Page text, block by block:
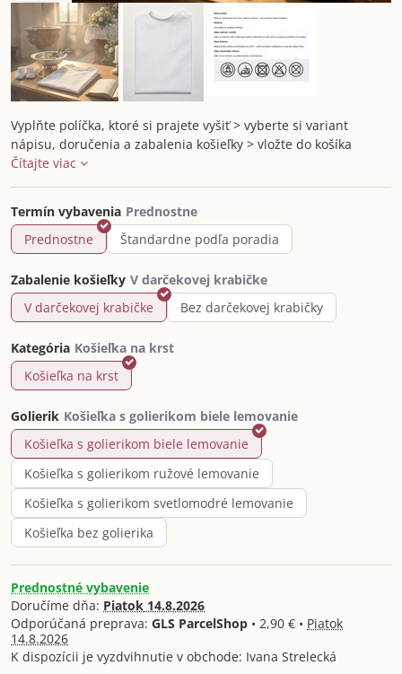
Vyplňte políčka, ktoré si prajete vyšiť > vyberte si variant
nápisu, doručenia a zabalenia košieľky > vložte do košíka
Čítajte viac
Termín vybavenia
Prednostne
Štandardne podľa poradia
Zabalenie košieľky
V darčekovej krabičke
Bez darčekovej krabičky
Kategória
Košieľka na krst
Golierik
Košieľka s golierikom biele lemovanie
Košieľka s golierikom ružové lemovanie
Košieľka s golierikom svetlomodré lemovanie
Košieľka bez golierika
Prednostné vybavenie
Doručíme dňa: Piatok 14.8.2026
GLS ParcelShop • 2,90 € • Piatok
14.8.2026
Ivana Strelecká